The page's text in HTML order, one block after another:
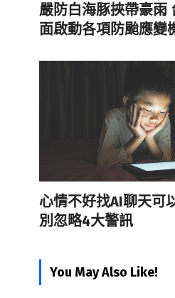
嚴防白海豚挾帶豪雨
面啟動各項防颱應變
心情不好找AI聊天可
別忽略4大警訊
You May Also Like!